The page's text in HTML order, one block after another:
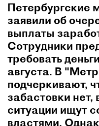
Петербургские
заявили об
выплаты
Сотрудники
требовать
августа. В
подчеркивают,
забастовки нет,
ситуации ищут
властями.